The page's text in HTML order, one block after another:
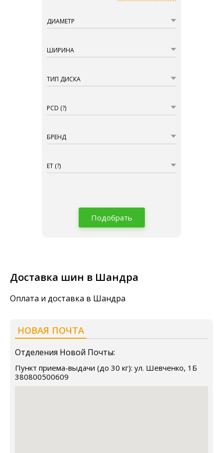
ДИАМЕТР
ШИРИНА
ТИП ДИСКА
PCD (?)
БРЕНД
ET (?)
Подобрать
Доставка шин в Шандра
Оплата и доставка в Шандра
НОВАЯ ПОЧТА
Отделения Новой Почты:
Пункт приема-выдачи (до 30 кг): ул. Шевченко, 1Б
380800500609